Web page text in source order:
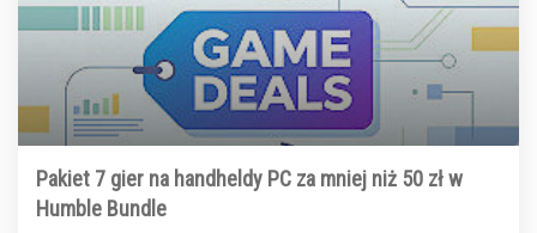
Pakiet 7 gier na handheldy PC za mniej niż 50 zł w
Humble Bundle